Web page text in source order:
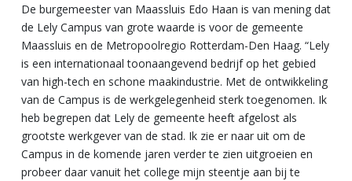
De burgemeester van Maassluis Edo Haan is van mening dat
de Lely Campus van grote waarde is voor de gemeente
Maassluis en de Metropoolregio Rotterdam-Den Haag. “Lely
is een internationaal toonaangevend bedrijf op het gebied
van high-tech en schone maakindustrie. Met de ontwikkeling
van de Campus is de werkgelegenheid sterk toegenomen. Ik
heb begrepen dat Lely de gemeente heeft afgelost als
grootste werkgever van de stad. Ik zie er naar uit om de
Campus in de komende jaren verder te zien uitgroeien en
probeer daar vanuit het college mijn steentje aan bij te